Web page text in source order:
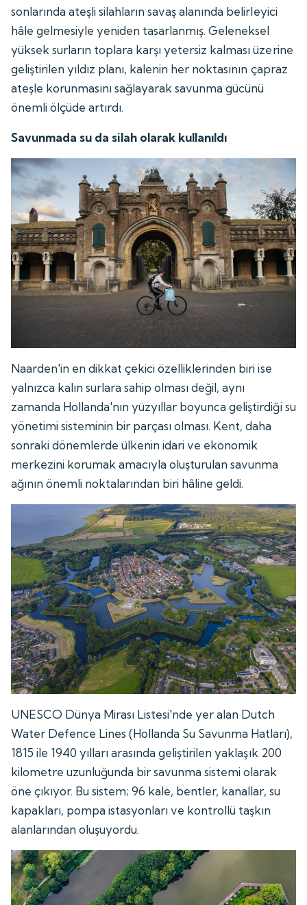
sonlarında ateşli silahların savaş alanında belirleyici
hâle gelmesiyle yeniden tasarlanmış. Geleneksel
yüksek surların toplara karşı yetersiz kalması üzerine
geliştirilen yıldız planı, kalenin her noktasının çapraz
ateşle korunmasını sağlayarak savunma gücünü
önemli ölçüde artırdı.
Savunmada su da silah olarak kullanıldı
Naarden'in en dikkat çekici özelliklerinden biri ise
yalnızca kalın surlara sahip olması değil, aynı
zamanda Hollanda'nın yüzyıllar boyunca geliştirdiği su
yönetimi sisteminin bir parçası olması. Kent, daha
sonraki dönemlerde ülkenin idari ve ekonomik
merkezini korumak amacıyla oluşturulan savunma
ağının önemli noktalarından biri hâline geldi.
UNESCO Dünya Mirası Listesi'nde yer alan Dutch
Water Defence Lines (Hollanda Su Savunma Hatları),
1815 ile 1940 yılları arasında geliştirilen yaklaşık 200
kilometre uzunluğunda bir savunma sistemi olarak
öne çıkıyor. Bu sistem; 96 kale, bentler, kanallar, su
kapakları, pompa istasyonları ve kontrollü taşkın
alanlarından oluşuyordu.